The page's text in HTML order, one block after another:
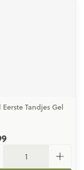
Eerste Tandjes Gel